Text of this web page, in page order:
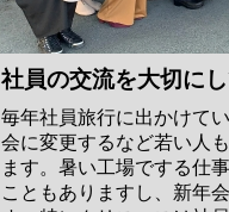
社員の交流を大切に
毎年社員旅行に出かけて
会に変更するなど若い人
ます。暑い工場でする仕
こともありますし、新年